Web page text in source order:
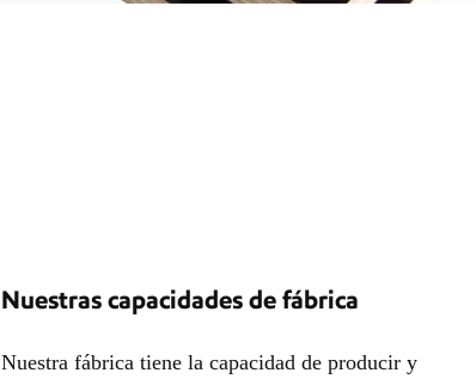
Nuestras capacidades de fábrica
Nuestra fábrica tiene la capacidad de producir y